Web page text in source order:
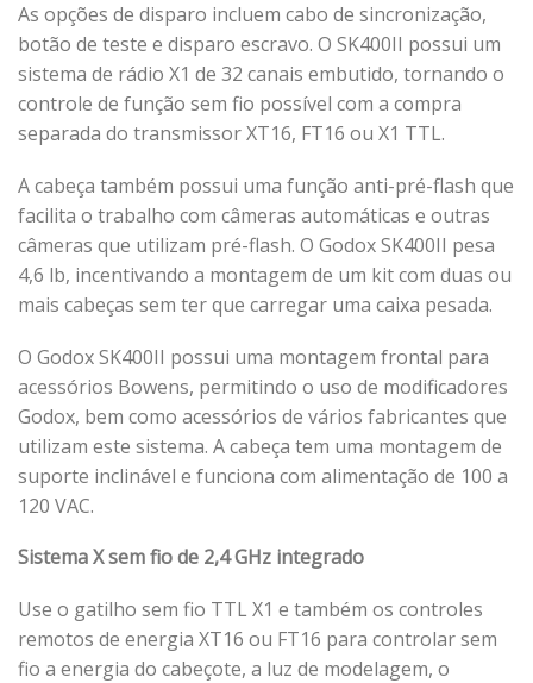
As opções de disparo incluem cabo de sincronização,
botão de teste e disparo escravo. O SK400II possui um
sistema de rádio X1 de 32 canais embutido, tornando o
controle de função sem fio possível com a compra
separada do transmissor XT16, FT16 ou X1 TTL.
A cabeça também possui uma função anti-pré-flash que
facilita o trabalho com câmeras automáticas e outras
câmeras que utilizam pré-flash. O Godox SK400II pesa
4,6 lb, incentivando a montagem de um kit com duas ou
mais cabeças sem ter que carregar uma caixa pesada.
O Godox SK400II possui uma montagem frontal para
acessórios Bowens, permitindo o uso de modificadores
Godox, bem como acessórios de vários fabricantes que
utilizam este sistema. A cabeça tem uma montagem de
suporte inclinável e funciona com alimentação de 100 a
120 VAC.
Sistema X sem fio de 2,4 GHz integrado
Use o gatilho sem fio TTL X1 e também os controles
remotos de energia XT16 ou FT16 para controlar sem
fio a energia do cabeçote, a luz de modelagem, o